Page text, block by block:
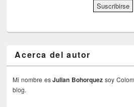
Acerca del autor
Mi nombre esJulian Bohorquez soy
blog.